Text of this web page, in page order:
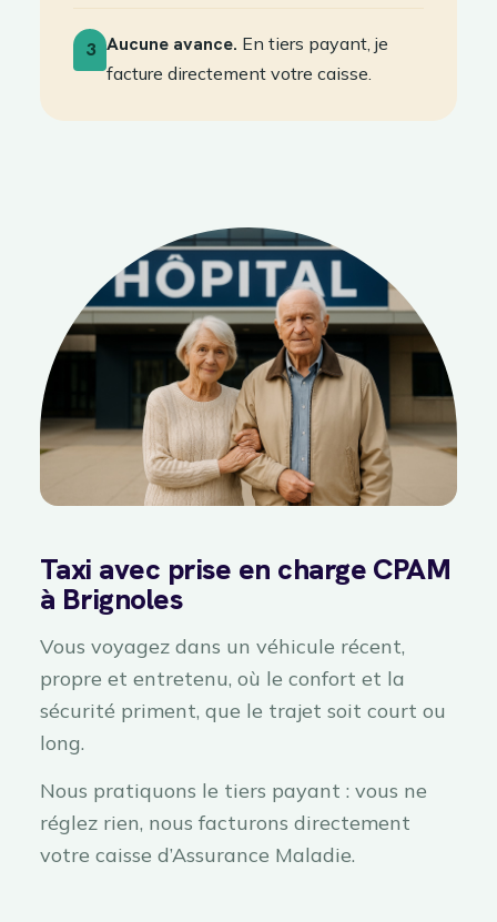
3 Aucune avance. En tiers payant, je
facture directement votre caisse.
Taxi avec prise en charge CPAM
à Brignoles
Vous voyagez dans un véhicule récent,
propre et entretenu, où le confort et la
sécurité priment, que le trajet soit court ou
long.
Nous pratiquons le tiers payant : vous ne
réglez rien, nous facturons directement
votre caisse d’Assurance Maladie.